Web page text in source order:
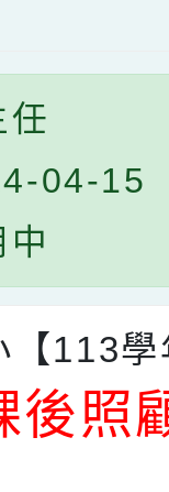
任
04-15
【113
後照